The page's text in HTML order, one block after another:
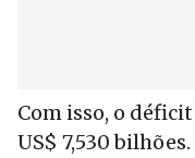
Com isso, o
US$ 7,530 bilhões.